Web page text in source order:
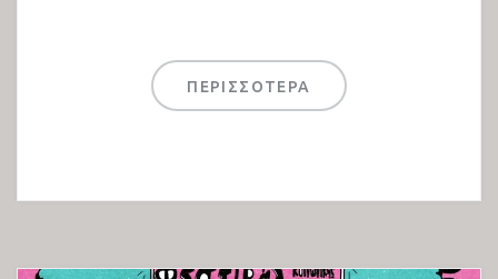
Συζητήσεις 2024
Εκθέσεις 2024
ΠΕΡΙΣΣΟΤΕΡΑ